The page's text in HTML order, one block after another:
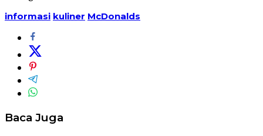
informasi kuliner McDonalds
Baca Juga